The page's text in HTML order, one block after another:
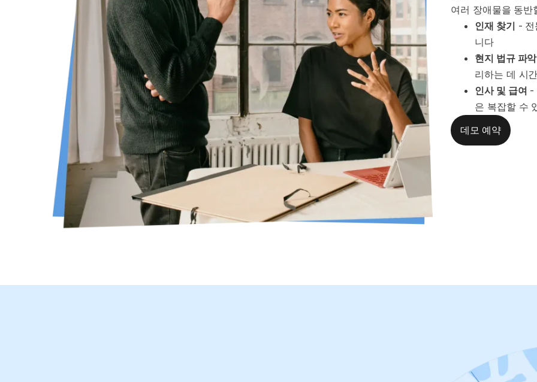
여러 장애물을 동반
인재 찾기 - 전
니다
현지 법규 파악
리하는 데 시
인사 및 급여 -
은 복잡할 수
데모 예약